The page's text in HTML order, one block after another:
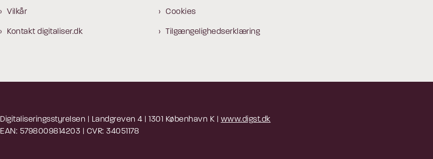
Vilkår
Kontakt digitaliser.dk
Cookies
Tilgængelighedserklæring
Digitaliseringsstyrelsen | Landgreven 4 | 1301 København K | www.digst.dk
EAN: 5798009814203 | CVR: 34051178